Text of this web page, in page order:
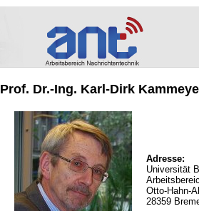
Prof. Dr.-Ing. Karl-Dirk
Adresse:
Universität
Otto-Hahn-
28359